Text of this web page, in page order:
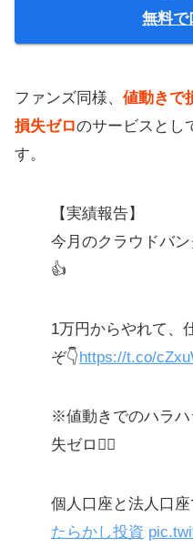
無料で
ファンズ同様、 値動きで
損失ゼロのサービスとし
す。
【実績報告】
今月のクラウドバ
👍
1万円からやれて、
ぞ👇https://t.co/
※値動きでのハラ
失ゼロ🙆‍♀️
個人口座と法人口
たらかし投資